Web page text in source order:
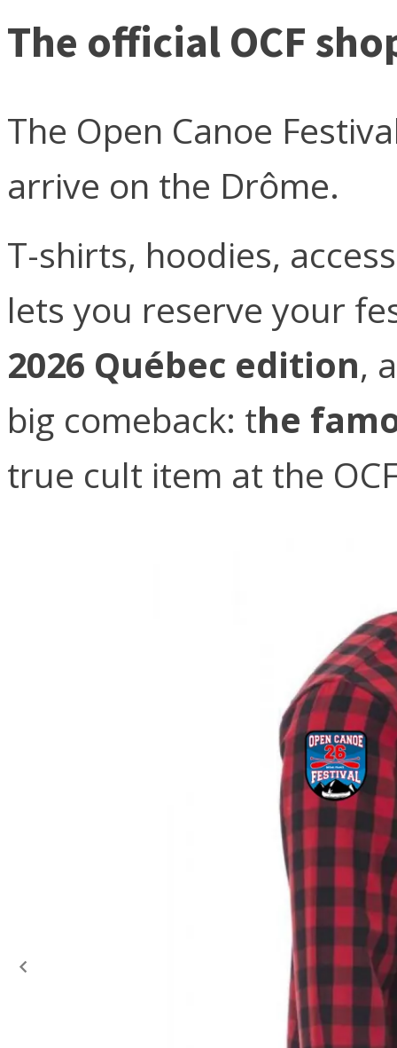
The official OCF
The Open Canoe
arrive on the Drôme.
T-shirts, hoodies,
lets you reserve your
2026 Québec edition,
big comeback: the
true cult item at the